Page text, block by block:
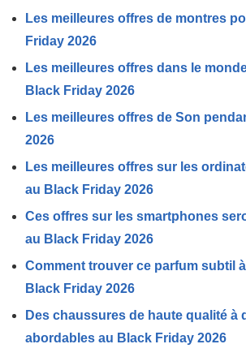
Les meilleures offres de montres
Friday 2026
Les meilleures offres dans le
Black Friday 2026
Les meilleures offres de Son
2026
Les meilleures offres sur les
au Black Friday 2026
Ces offres sur les smartphones
au Black Friday 2026
Comment trouver ce parfum subtil
Black Friday 2026
Des chaussures de haute qualité à
abordables au Black Friday 2026